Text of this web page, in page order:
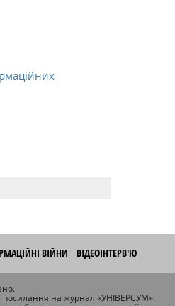
ВІЙНИ ВІДЕОІНТЕРВ'Ю
посилання на журнал «УНІВЕРСУМ».